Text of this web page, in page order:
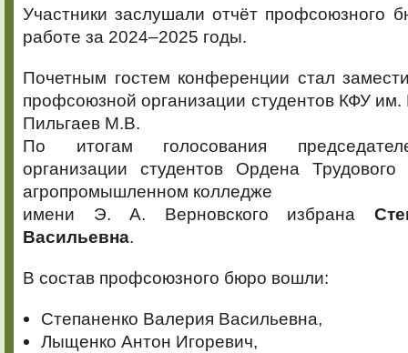
Участники заслушали отчёт профсоюзного
работе за 2024–2025 годы.
Почетным гостем конференции стал
профсоюзной организации студентов КФУ
Пильгаев М.В.
По итогам голосования
организации студентов Ордена
агропромышленном колледже
имени Э. А. Верновского избрана
Васильевна.
В состав профсоюзного бюро вошли:
Степаненко Валерия Васильевна,
Лыщенко Антон Игоревич,